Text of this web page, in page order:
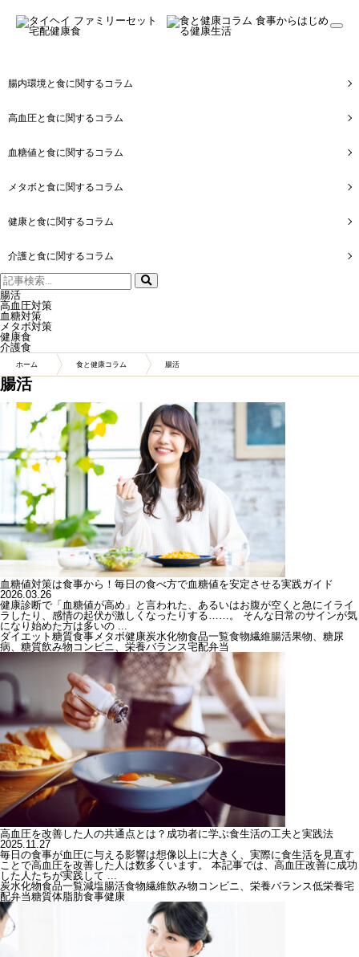
腸内環境と食に関するコラム
高血圧と食に関するコラム
血糖値と食に関するコラム
メタボと食に関するコラム
健康と食に関するコラム
介護と食に関するコラム
検
索:
腸活
高血圧対策
血糖対策
メタボ対策
健康食
介護食
ホーム 食と健康コラム 腸活
腸活
血糖値対策は食事から！毎日の食べ方で血糖値を安定させる実践ガイド
2026.03.26
健康診断で「血糖値が高め」と言われた、あるいはお腹が空くと急にイライ
ラしたり、感情の起伏が激しくなったりする……。 そんな日常のサインが気
になり始めた方は多いの ...
ダイエット 糖質食事メタボ健康炭水化物食品一覧食物繊維腸活果物、糖尿
病、糖質飲み物 コンビニ、栄養バランス宅配弁当
高血圧を改善した人の共通点とは？成功者に学ぶ食生活の工夫と実践法
2025.11.27
毎日の食事が血圧に与える影響は想像以上に大きく、実際に食生活を見直す
ことで高血圧を改善した人は数多くいます。 本記事では、高血圧改善に成功
した人たちが実践して ...
炭水化物食品一覧減塩腸活食物繊維飲み物 コンビニ、栄養バランス低栄養宅
配弁当糖質体脂肪食事健康